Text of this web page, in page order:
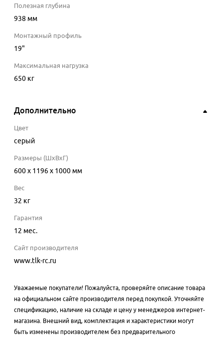
Полезная глубина
938 мм
Монтажный профиль
19"
Максимальная нагрузка
650 кг
Дополнительно
Цвет
серый
Размеры (ШхВхГ)
600 x 1196 x 1000 мм
Вес
32 кг
Гарантия
12 мес.
Сайт производителя
www.tlk-rc.ru
Уважаемые покупатели! Пожалуйста, проверяйте описание товара
на официальном сайте производителя перед покупкой. Уточняйте
спецификацию, наличие на складе и цену у менеджеров интернет-
магазина. Внешний вид, комплектация и характеристики могут
быть изменены производителем без предварительного